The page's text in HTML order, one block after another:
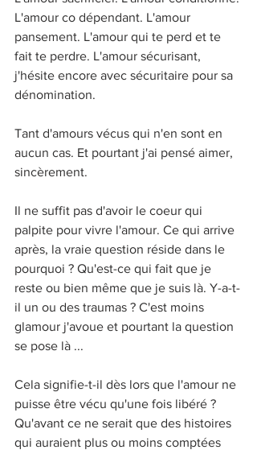
L'amour co dépendant. L'amour
pansement. L'amour qui te perd et te
fait te perdre. L'amour sécurisant,
j'hésite encore avec sécuritaire pour sa
dénomination.
Tant d'amours vécus qui n'en sont en
aucun cas. Et pourtant j'ai pensé aimer,
sincèrement.
Il ne suffit pas d'avoir le coeur qui
palpite pour vivre l'amour. Ce qui arrive
après, la vraie question réside dans le
pourquoi ? Qu'est-ce qui fait que je
reste ou bien même que je suis là. Y-a-t-
il un ou des traumas ? C'est moins
glamour j'avoue et pourtant la question
se pose là ...
Cela signifie-t-il dès lors que l'amour ne
puisse être vécu qu'une fois libéré ?
Qu'avant ce ne serait que des histoires
qui auraient plus ou moins comptées